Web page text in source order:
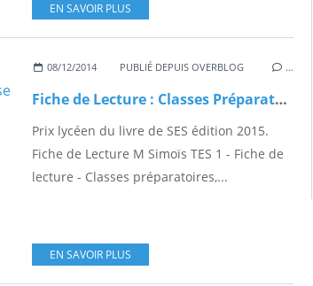
EN SAVOIR PLUS
08/12/2014 PUBLIÉ DEPUIS OVERBLOG …
Fiche de Lecture : Classes Préparatoires, la fabrique d'une classe dominante
Prix lycéen du livre de SES édition 2015.
Fiche de Lecture M Simoïs TES 1 - Fiche de
lecture - Classes préparatoires,...
EN SAVOIR PLUS